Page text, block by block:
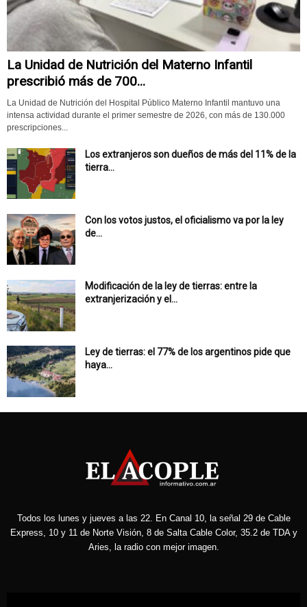
La Unidad de Nutrición del Materno Infantil
prescribió más de 700...
La Unidad de Nutrición del Hospital Público Materno Infantil mantuvo una
intensa actividad durante el primer semestre de 2026, con más de 130.000
prescripciones...
Los extranjeros son dueños de más del 11% de la
tierra...
Con los votos justos, el oficialismo va por la ley
de...
Modificación de la ley de tierras: entre la
extranjerización y el...
Ley de tierras: el 77% de los argentinos pide que
haya...
Todos los lunes y jueves a las 22. En Canal 10, la señal 29 de Cable
Express, 10 y 11 de Norte Visión, 8 de Salta Cable Color, 35.2 de TDA y
Aries, la radio con mejor imagen.